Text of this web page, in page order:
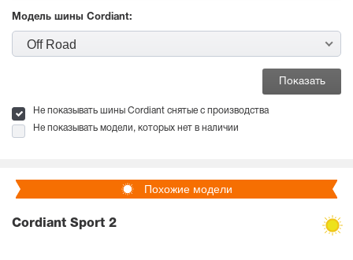
Модель шины Cordiant:
Off Road
Не показывать шины Cordiant снятые с производства
Не показывать модели, которых нет в наличии
Похожие модели
Cordiant Sport 2